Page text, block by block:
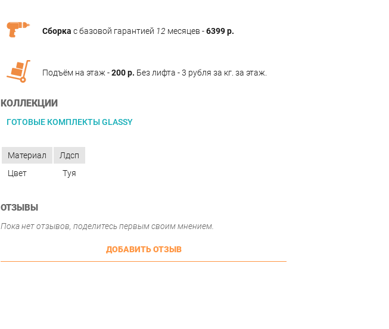
Сборка с базовой гарантией 12 месяцев -6399 р.
Подъём на этаж -200 р. Без лифта - 3 рубля за кг. за этаж.
КОЛЛЕКЦИИ
ГОТОВЫЕ КОМПЛЕКТЫ GLASSY
Материал
Лдсп
Цвет
Туя
ОТЗЫВЫ
Пока нет отзывов, поделитесь первым своим мнением.
ДОБАВИТЬ ОТЗЫВ